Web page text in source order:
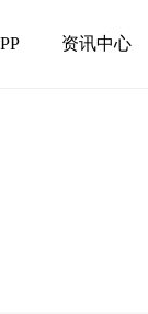
资讯中心